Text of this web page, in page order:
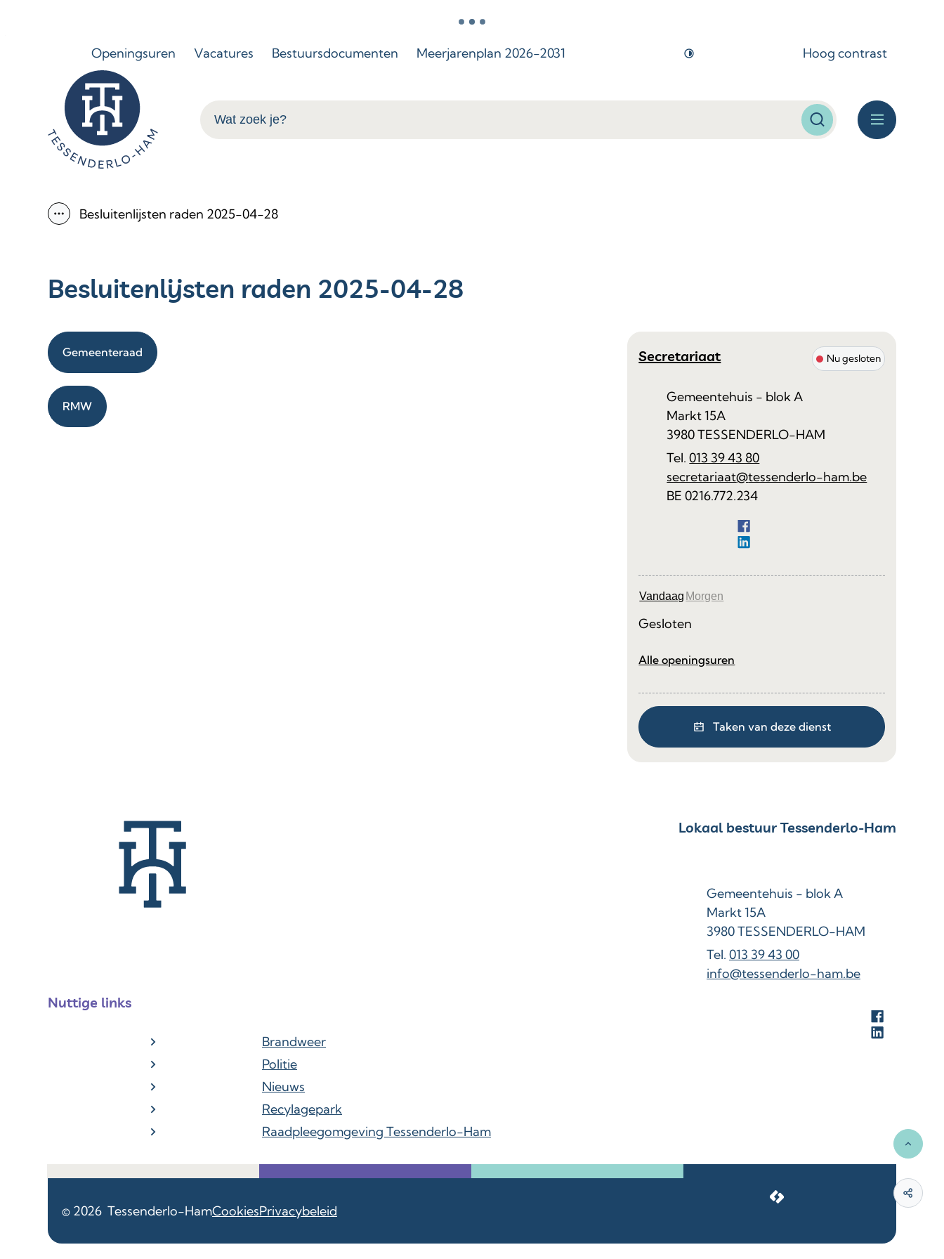
Naar inhoudOpeningsuren Vacatures Bestuursdocumenten Meerjarenplan 2026-2031
Hoog contrast
Tessenderlo-Ham
Zoeken Menu
Toon alle broodkruimel items
Besluitenlijsten raden 2025-04-28
Besluitenlijsten raden 2025-04-28
Gemeenteraad
RMW
Secretariaat Nu gesloten
AdresGemeentehuis - blok A
Markt 15A
,3980TESSENDERLO-HAM
013 39 43 80
E-mailsecretariaat@tessenderlo-ham.be
Ondernemingsnummer
BE 0216.772.234
Secretariaat
Secretariaat
Vandaag Morgen
Gesloten
Alle openingsuren
Taken van deze dienst
Contact & openingsuren
Lokaal bestuur Tessenderlo-Ham
AdresGemeentehuis - blok A
Markt 15A
,3980TESSENDERLO-HAM
013 39 43 00
E-mailinfo@tessenderlo-ham.be
Nuttige links
Brandweer
Politie
Nieuws
Recylagepark
Raadpleegomgeving Tessenderlo-Ham
Facebook
LinkedIn
© 2026 Tessenderlo-HamCookiesPrivacybeleid
Naar
Deel